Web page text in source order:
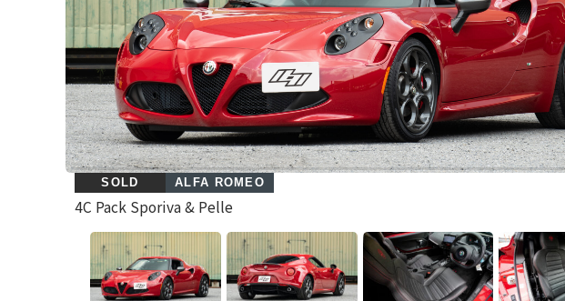
SOLD ALFA ROMEO
4C Pack Sporiva & Pelle